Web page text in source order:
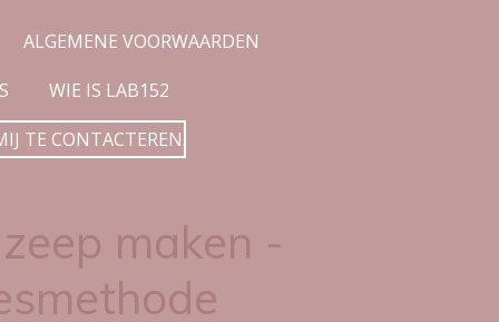
ALGEMENE VOORWAARDEN
WIE IS LAB152
TE CONTACTEREN.
maken -